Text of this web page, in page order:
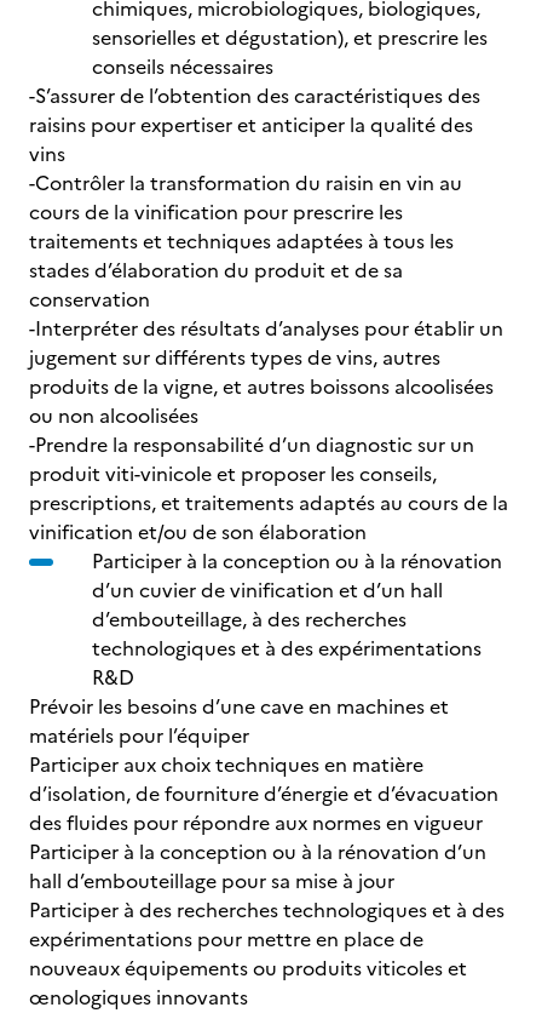
chimiques, microbiologiques, biologiques,
sensorielles et dégustation), et prescrire les
conseils nécessaires
-S’assurer de l’obtention des caractéristiques des
raisins pour expertiser et anticiper la qualité des
vins
-Contrôler la transformation du raisin en vin au
cours de la vinification pour prescrire les
traitements et techniques adaptées à tous les
stades d’élaboration du produit et de sa
conservation
-Interpréter des résultats d’analyses pour établir un
jugement sur différents types de vins, autres
produits de la vigne, et autres boissons alcoolisées
ou non alcoolisées
-Prendre la responsabilité d’un diagnostic sur un
produit viti-vinicole et proposer les conseils,
prescriptions, et traitements adaptés au cours de la
vinification et/ou de son élaboration
Participer à la conception ou à la rénovation
d’un cuvier de vinification et d’un hall
d’embouteillage, à des recherches
technologiques et à des expérimentations
R&D
Prévoir les besoins d’une cave en machines et
matériels pour l’équiper
Participer aux choix techniques en matière
d’isolation, de fourniture d’énergie et d’évacuation
des fluides pour répondre aux normes en vigueur
Participer à la conception ou à la rénovation d’un
hall d’embouteillage pour sa mise à jour
Participer à des recherches technologiques et à des
expérimentations pour mettre en place de
nouveaux équipements ou produits viticoles et
œnologiques innovants